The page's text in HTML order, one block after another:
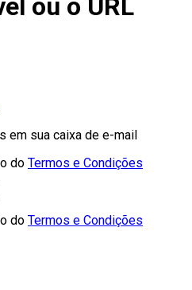
ou o URL
em sua caixa de e-mail
do Termos e Condições
do Termos e Condições